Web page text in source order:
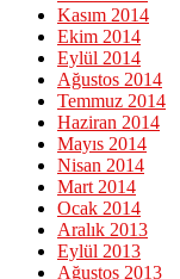
Kasım 2014
Ekim 2014
Eylül 2014
Ağustos 2014
Temmuz 2014
Haziran 2014
Mayıs 2014
Nisan 2014
Mart 2014
Ocak 2014
Aralık 2013
Eylül 2013
Ağustos 2013